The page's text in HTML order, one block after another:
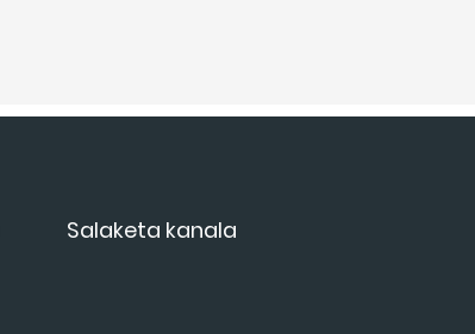
Salaketa kanala